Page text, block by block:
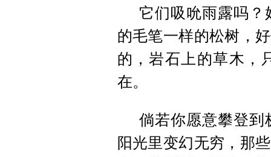
它们吸吮雨露吗
的毛笔一样的松树，
的，岩石上的草木，
在。
倘若你愿意攀登到
阳光里变幻无穷，那